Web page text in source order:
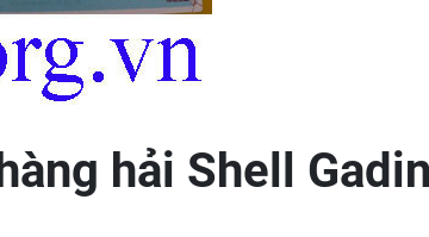
hải Shell